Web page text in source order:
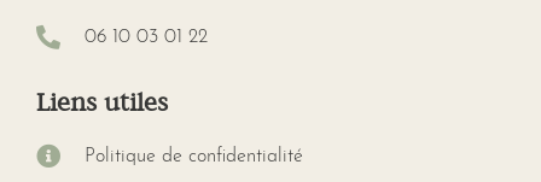
06 10 03 01 22
Liens utiles
Politique de confidentialité